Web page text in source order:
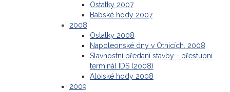
Ostatky 2007
Babské hody 2007
2008
Ostatky 2008
Napoleonské dny v Otnicích, 2008
Slavnostní předání stavby - přestupní
terminál IDS (2008)
Aloiské hody 2008
2009